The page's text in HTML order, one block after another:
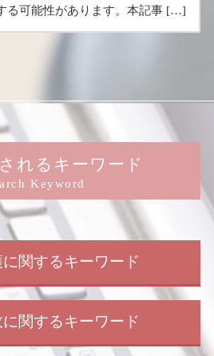
る可能性があります。本記事 […]
れるキーワード
Keyword
関するキーワード
費用 被害者
関するキーワード